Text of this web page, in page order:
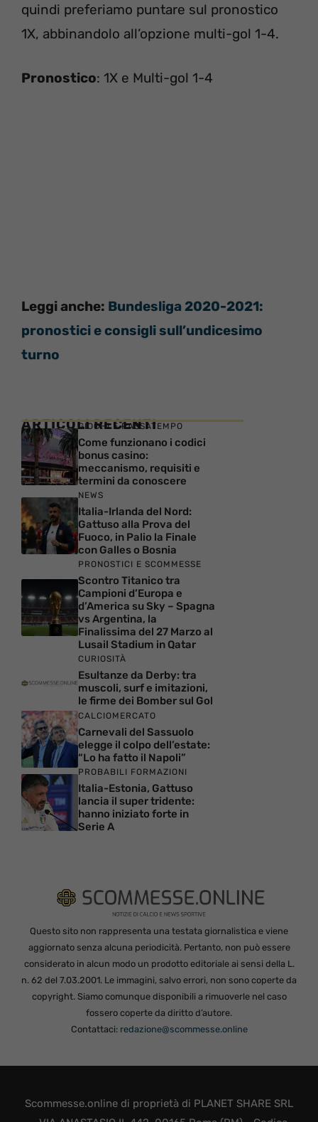
quindi preferiamo puntare sul pronostico
1X, abbinandolo all’opzione multi-gol 1-4.
Pronostico: 1X e Multi-gol 1-4
Leggi anche: Bundesliga 2020-2021:
pronostici e consigli sull’undicesimo
turno
ARTICOLI RECENTI
GIOCHI E PASSATEMPO
Come funzionano i codici
bonus casino:
meccanismo, requisiti e
termini da conoscere
NEWS
Italia-Irlanda del Nord:
Gattuso alla Prova del
Fuoco, in Palio la Finale
con Galles o Bosnia
PRONOSTICI E SCOMMESSE
Scontro Titanico tra
Campioni d’Europa e
d’America su Sky – Spagna
vs Argentina, la
Finalissima del 27 Marzo al
Lusail Stadium in Qatar
CURIOSITÀ
Esultanze da Derby: tra
muscoli, surf e imitazioni,
le firme dei Bomber sul Gol
CALCIOMERCATO
Carnevali del Sassuolo
elegge il colpo dell’estate:
“Lo ha fatto il Napoli”
PROBABILI FORMAZIONI
Italia-Estonia, Gattuso
lancia il super tridente:
hanno iniziato forte in
Serie A
Questo sito non rappresenta una testata giornalistica e viene
aggiornato senza alcuna periodicità. Pertanto, non può essere
considerato in alcun modo un prodotto editoriale ai sensi della L.
n. 62 del 7.03.2001. Le immagini, salvo errori, non sono coperte da
copyright. Siamo comunque disponibili a rimuoverle nel caso
fossero coperte da diritto d’autore.
Contattaci: redazione@scommesse.online
Scommesse.online di proprietà di PLANET SHARE SRL